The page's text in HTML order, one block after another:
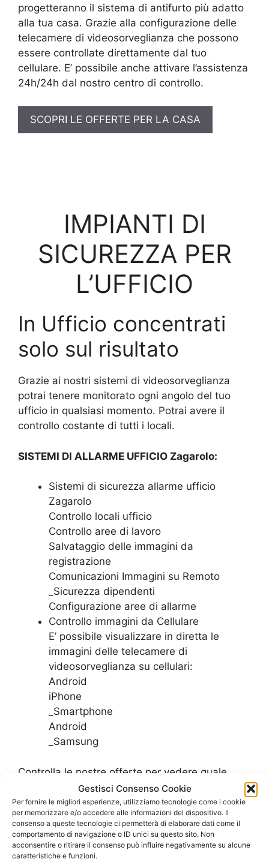
Gestisci Consenso Cookie
Per fornire le migliori esperienze, utilizziamo tecnologie come i cookie
per memorizzare e/o accedere alle informazioni del dispositivo. Il
consenso a queste tecnologie ci permetterà di elaborare dati come il
comportamento di navigazione o ID unici su questo sito. Non
acconsentire o ritirare il consenso può influire negativamente su alcune
caratteristiche e funzioni.
progetteranno il sistema di antifurto più adatto
alla tua casa. Grazie alla configurazione delle
telecamere di videosorveglianza che possono
essere controllate direttamente dal tuo
cellulare. E’ possibile anche attivare l’assistenza
24h/24h dal nostro centro di controllo.
SCOPRI LE OFFERTE PER LA CASA
IMPIANTI DI
SICUREZZA PER
L’UFFICIO
In Ufficio concentrati
solo sul risultato
Grazie ai nostri sistemi di videosorveglianza
potrai tenere monitorato ogni angolo del tuo
ufficio in qualsiasi momento. Potrai avere il
controllo costante di tutti i locali.
SISTEMI DI ALLARME UFFICIO Zagarolo:
Sistemi di sicurezza allarme ufficio
Zagarolo
Controllo locali ufficio
Controllo aree di lavoro
Salvataggio delle immagini da
registrazione
Comunicazioni Immagini su Remoto
_Sicurezza dipendenti
Configurazione aree di allarme
Controllo immagini da Cellulare
E’ possibile visualizzare in diretta le
immagini delle telecamere di
videosorveglianza su cellulari:
Android
iPhone
_Smartphone
Android
_Samsung
Controlla le nostre offerte per vedere quale
piano tarriffario di adatta meglio alle esigenze
del tuo ufficio
SCOPRI LE OFFERTE PER L’UFFICIO